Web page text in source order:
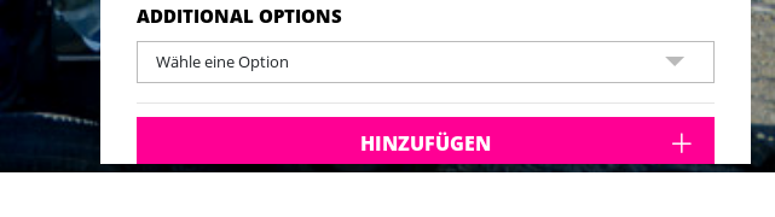
ADDITIONAL OPTIONS
Wähle eine Option
HINZUFÜGEN